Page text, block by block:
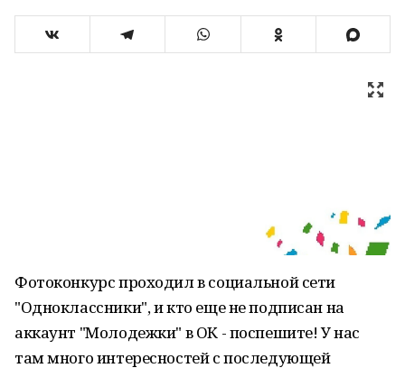
Фотоконкурс проходил в социальной сети
"Одноклассники", и кто еще не подписан на
аккаунт "Молодежки" в ОК - поспешите! У нас
там много интересностей с последующей